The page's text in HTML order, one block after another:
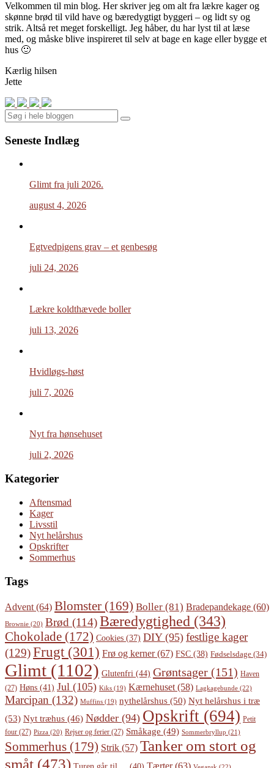
Velkommen til min blog. Her skriver jeg om alt fra lækre kager og
skønne brød til vild have og bæredygtigt byggeri – og lidt sy og
strik. Altså ret meget forskelligt. Jeg håber, du har lyst til at læse
med, og måske blive inspireret til selv at bage en kage eller bygge et
hus 🙂
Kærlig hilsen
Jette
Search
Seneste Indlæg
Glimt fra juli 2026.
august 4, 2026
Egtvedpigens grav – et genbesøg
juli 24, 2026
Lækre koldthævede boller
juli 13, 2026
Hvidløgs-høst
juli 7, 2026
Nyt fra hønsehuset
juli 2, 2026
Kategorier
Aftensmad
Kager
Livsstil
Nyt helårshus
Opskrifter
Sommerhus
Tags
Advent (64) Blomster (169) Boller (81) Bradepandekage (60)
Brownie (20) Brød (114)Bæredygtighed (343)
Chokolade (172) Cookies (37) DIY(95) festlige kager
(129)Frugt(301) Frø og kerner(67) FSC (38) Fødselsdage (34)
Glimt (1102) Glutenfri (44) Grøntsager (151) Haven
(27) Høns (41) Jul (105) Kiks (19) Kærnehuset (58) Lagkagebunde (22)
Marcipan (132) Muffins (19) nythelårshus (50) Nyt helårshus i træ
(53) Nyt træhus (46) Nødder (94) Opskrift (694) Petit
four (27) Pizza (20) Rejser og ferier (27) Småkage (49) Sommerbryllup (21)
Sommerhus (179) Strik (57) Tanker om stort og
småt (473)